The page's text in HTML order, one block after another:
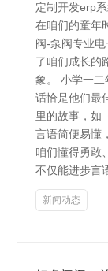
定制开发erp
在咱们的童年
阀-泵阀专业
了咱们成长的
象。 小学一
话恰是他们最
里的故事，如
言语简便易懂
咱们懂得勇敢
不仅能进步言
新闻动态